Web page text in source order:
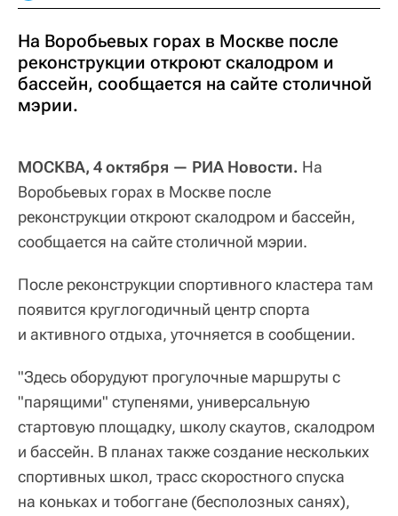
На Воробьевых горах в Москве после
реконструкции откроют скалодром и
бассейн, сообщается на сайте столичной
мэрии.
МОСКВА, 4 октября — РИА Новости. На
Воробьевых горах в Москве после
реконструкции откроют скалодром и бассейн,
сообщается на сайте столичной мэрии.
После реконструкции спортивного кластера там
появится круглогодичный центр спорта
и активного отдыха, уточняется в сообщении.
"Здесь оборудуют прогулочные маршруты с
"парящими" ступенями, универсальную
стартовую площадку, школу скаутов, скалодром
и бассейн. В планах также создание нескольких
спортивных школ, трасс скоростного спуска
на коньках и тобоггане (бесполозных санях),